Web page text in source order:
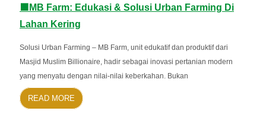
🟩MB Farm: Edukasi & Solusi Urban Farming Di
Lahan Kering
Solusi Urban Farming – MB Farm, unit edukatif dan produktif dari
Masjid Muslim Billionaire, hadir sebagai inovasi pertanian modern
yang menyatu dengan nilai-nilai keberkahan. Bukan
READ MORE